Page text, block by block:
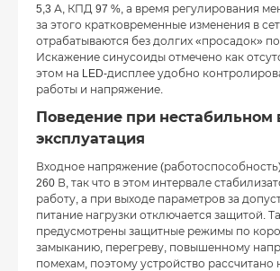
5,3 А, КПД 97 %, а время регулирования
за этого кратковременные изменения в
отрабатываются без долгих «просадок»
Искажение синусоиды отмечено как
этом на LED-дисплее удобно
работы и напряжение.
Поведение при нестабильном
эксплуатация
Входное напряжение
260 В, так что в этом интервале
работу, а при выходе параметров за
питание нагрузки отключается защитой.
предусмотрены защитные режимы по
замыканию, перегреву, повышенному
помехам, поэтому устройство